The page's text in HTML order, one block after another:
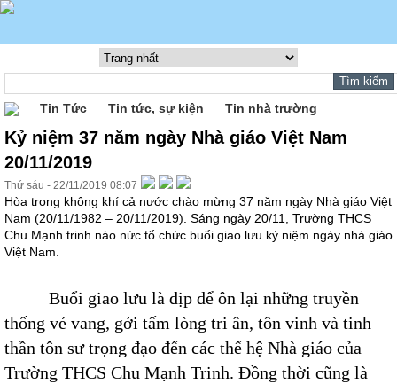
Tin Tức Tin tức, sự kiện Tin nhà trường
Kỷ niệm 37 năm ngày Nhà giáo Việt Nam
20/11/2019
Thứ sáu - 22/11/2019 08:07
Hòa trong không khí cả nước chào mừng 37 năm ngày Nhà giáo Việt
Nam (20/11/1982 – 20/11/2019). Sáng ngày 20/11, Trường THCS
Chu Mạnh trinh náo nức tổ chức buổi giao lưu kỷ niệm ngày nhà giáo
Việt Nam.
Buổi giao lưu là dịp để ôn lại những truyền
thống vẻ vang, gởi tấm lòng tri ân, tôn vinh và tinh
thần tôn sư trọng đạo đến các thế hệ Nhà giáo của
Trường THCS Chu Mạnh Trinh. Đồng thời cũng là